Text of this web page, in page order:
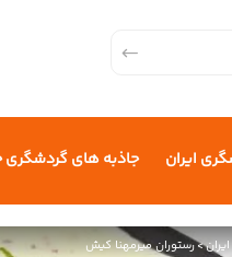
ایران جاذبه های گردشگری
>رستوران میرمهنا کیش